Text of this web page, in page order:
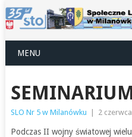
MENU
SLO Nr 5 w Milanówku 2
Podczas II wojny światowej